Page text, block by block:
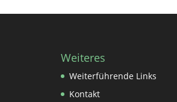
Weiteres
Weiterführende Links
Kontakt